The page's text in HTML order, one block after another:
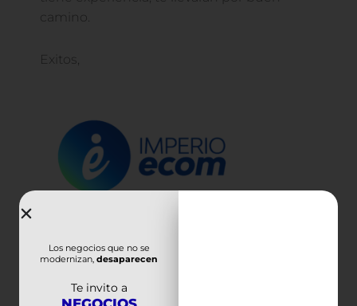
camino.
Exitos,
Los negocios que no se
modernizan, desaparecen
Te invito a